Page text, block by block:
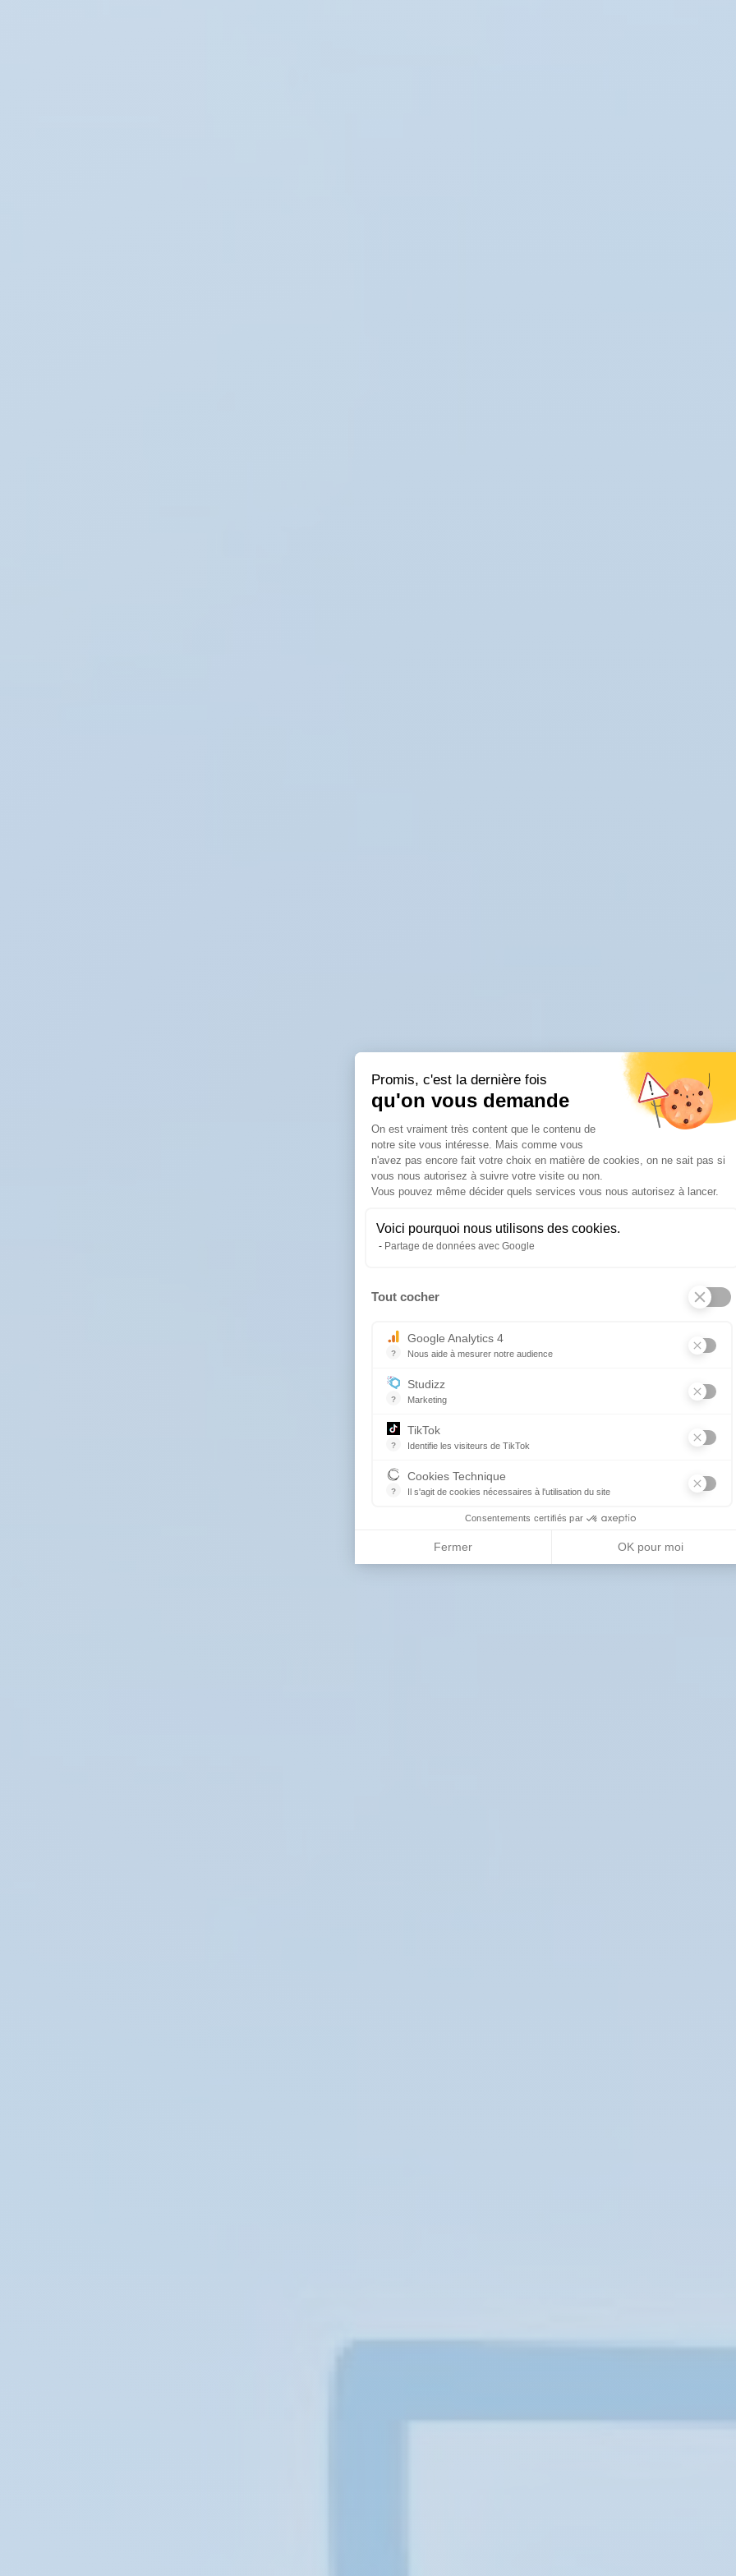
Promis, c'est la dernière fois
qu'on vous demande
Plateforme de Gestion du
On est vraiment très content que le contenu de
notre site vous intéresse. Mais comme vous
n'avez pas encore fait votre choix en matière de cookies, on ne sait pas si
vous nous autorisez à suivre votre visite ou non.
Vous pouvez même décider quels services vous nous autorisez à lancer.
Voici pourquoi nous utilisons des cookies.
Partage de données avec Google
Tout cocher
?
Google Analytics 4
Nous aide à mesurer notre audience
?
Studizz
Marketing
?
TikTok
Identifie les visiteurs de TikTok
?
Cookies Technique
Il s'agit de cookies nécessaires à l'utilisation du site
Consentements certifiés par
Fermer OK pour moi